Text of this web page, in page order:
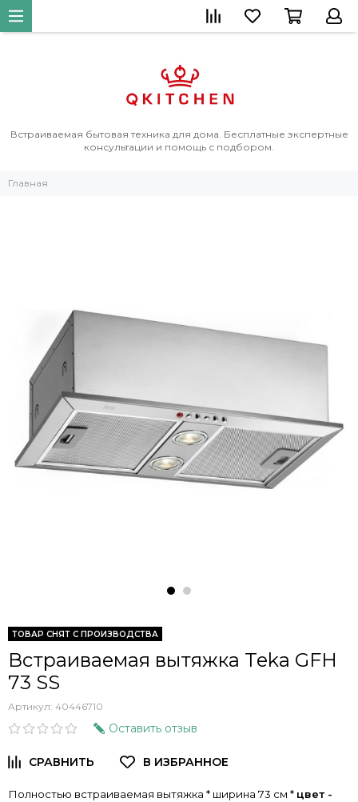
Встраиваемая бытовая техника для дома. Бесплатные экспертные
консультации и помощь с подбором.
Главная
ТОВАР СНЯТ С ПРОИЗВОДСТВА
Встраиваемая вытяжка Teka GFH
73 SS
Артикул: 40446710
Оставить отзыв
Полностью встраиваемая вытяжка * ширина 73 см * цвет -